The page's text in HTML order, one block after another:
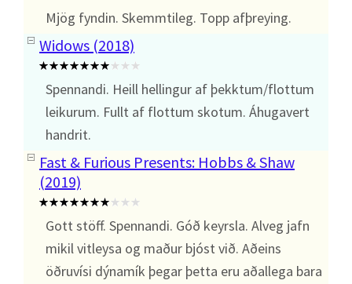
Mjög fyndin. Skemmtileg. Topp afþreying.
Widows (2018)
Spennandi. Heill hellingur af þekktum/flottum
leikurum. Fullt af flottum skotum. Áhugavert
handrit.
Fast & Furious Presents: Hobbs & Shaw
(2019)
Gott stöff. Spennandi. Góð keyrsla. Alveg jafn
mikil vitleysa og maður bjóst við. Aðeins
öðruvísi dýnamík þegar þetta eru aðallega bara